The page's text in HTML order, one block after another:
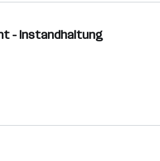
- Instandhaltung